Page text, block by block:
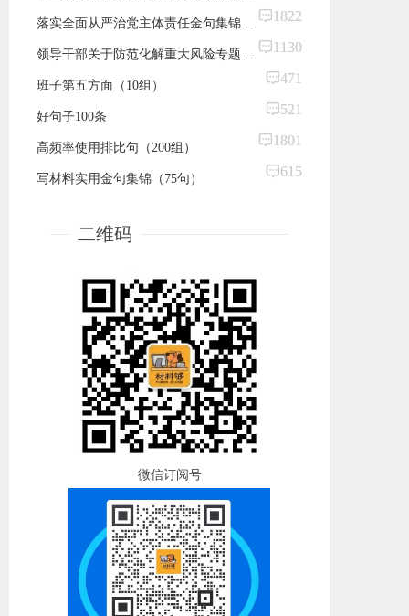
落实全面从严治党主体责任金句集锦（55句）
1822
领导干部关于防范化解重大风险专题研讨讲话要点摘编（50句）
1130
班子第五方面（10组）
471
好句子100条
521
​高频率使用排比句（200组）
1801
写材料实用金句集锦（75句）
615
二维码
微信订阅号